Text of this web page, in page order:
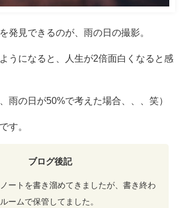
発見できるのが、雨の日の撮影。
うになると、人生が2倍面白くなると感
雨の日が50%で考えた場合、、、笑）
す。
ブログ後記
ートを書き溜めてきましたが、書き終わ
ームで保管してました。